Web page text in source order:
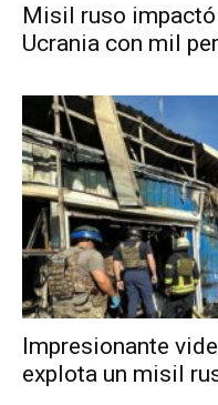
Misil ruso impactó
Ucrania con mil
Impresionante
explota un misil